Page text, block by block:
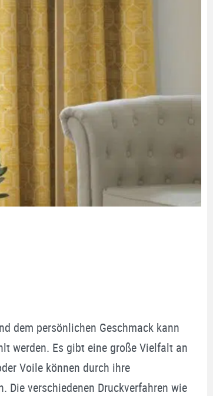
dem persönlichen Geschmack kann
werden. Es gibt eine große Vielfalt an
Voile können durch ihre
Die verschiedenen Druckverfahren wie